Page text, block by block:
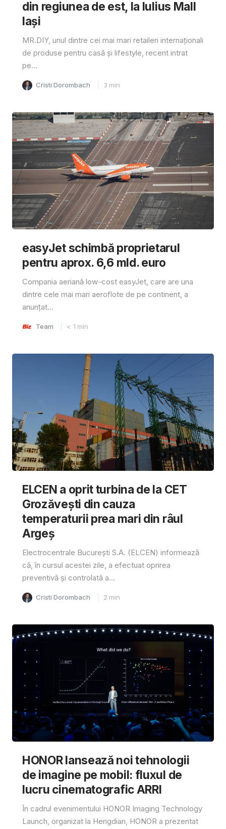
din regiunea de est, la Iulius Mall
Iași
MR.DIY, unul dintre cei mai mari retaileri internaționali
de produse pentru casă și lifestyle, recent intrat
pe...
Cristi Dorombach 3 min
easyJet schimbă proprietarul
pentru aprox. 6,6 mld. euro
Compania aeriană low-cost easyJet, care are una
dintre cele mai mari aeroflote de pe continent, a
anunțat...
Team < 1 min
ELCEN a oprit turbina de la CET
Grozăvești din cauza
temperaturii prea mari din râul
Argeș
Electrocentrale București S.A. (ELCEN) informează
că, în cursul acestei zile, a efectuat oprirea
preventivă și controlată a...
Cristi Dorombach 2 min
HONOR lansează noi tehnologii
de imagine pe mobil: fluxul de
lucru cinematografic ARRI
În cadrul evenimentului HONOR Imaging Technology
Launch, organizat la Hengdian, HONOR a prezentat